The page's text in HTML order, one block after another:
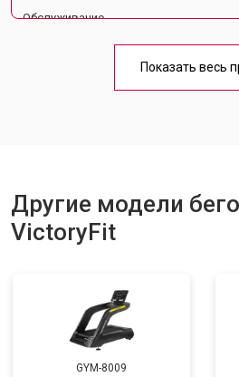
Обслуживание
Замена блока питания
Показать весь
Другие модели
VictoryFit
GYM-8009